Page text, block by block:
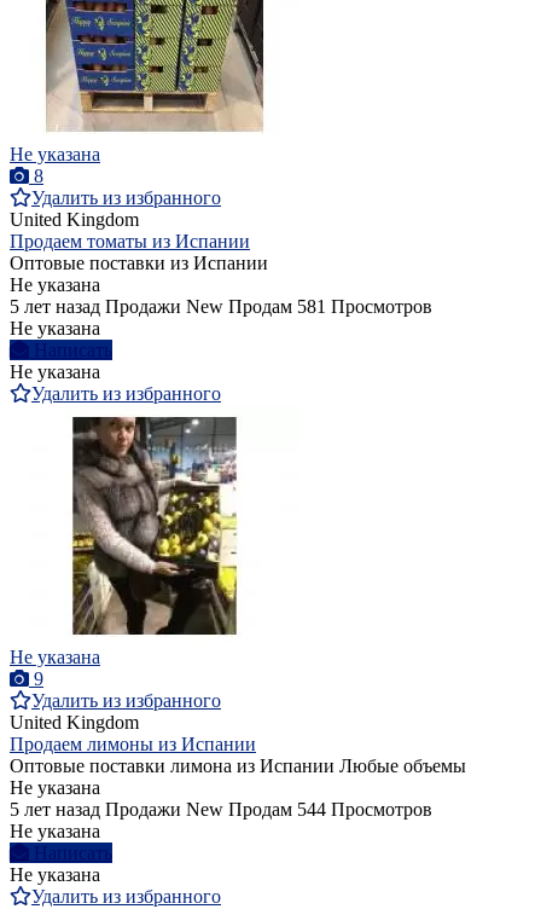
Не указана
8
Удалить из избранного
United Kingdom
Продаем томаты из Испании
Оптовые поставки из Испании
Не указана
5 лет назад Продажи New Продам 581 Просмотров
Не указана
Написать
Не указана
Удалить из избранного
Не указана
9
Удалить из избранного
United Kingdom
Продаем лимоны из Испании
Оптовые поставки лимона из Испании Любые объемы
Не указана
5 лет назад Продажи New Продам 544 Просмотров
Не указана
Написать
Не указана
Удалить из избранного